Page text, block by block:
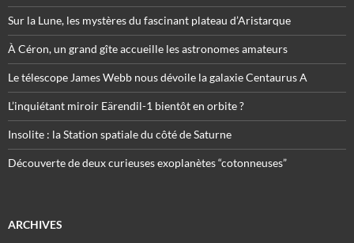
Sur la Lune, les mystères du fascinant plateau d’Aristarque
À Céron, un grand gîte accueille les astronomes amateurs
Le télescope James Webb nous dévoile la galaxie Centaurus A
L’inquiétant miroir Eärendil-1 bientôt en orbite ?
Insolite : la Station spatiale du côté de Saturne
Découverte de deux curieuses exoplanètes “cotonneuses”
ARCHIVES